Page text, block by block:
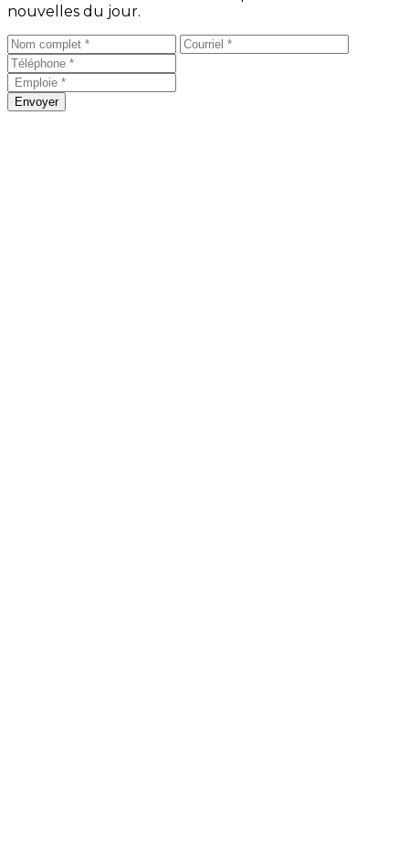
nouvelles du jour.
Envoyer